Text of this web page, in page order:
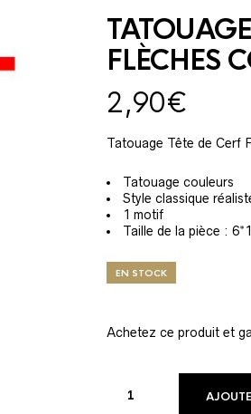
FLÈCHES
2,90€
Tatouage Tête de Cerf
Tatouage couleurs
Style classique
1 motif
Taille de la pièce :
EN STOCK
Achetez ce produit et